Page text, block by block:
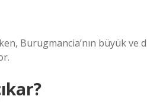
Burugmancia’nın büyük ve